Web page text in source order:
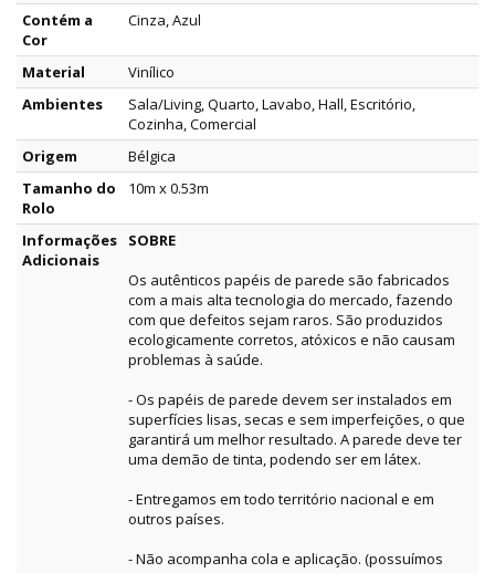
Contém a
Cor
Cinza, Azul
Material
Vinílico
Ambientes
Sala/Living, Quarto, Lavabo, Hall, Escritório,
Cozinha, Comercial
Origem
Bélgica
Tamanho do
Rolo
10m x 0.53m
Informações
Adicionais
SOBRE
Os autênticos papéis de parede são fabricados
com a mais alta tecnologia do mercado, fazendo
com que defeitos sejam raros. São produzidos
ecologicamente corretos, atóxicos e não causam
problemas à saúde.
- Os papéis de parede devem ser instalados em
superfícies lisas, secas e sem imperfeições, o que
garantirá um melhor resultado. A parede deve ter
uma demão de tinta, podendo ser em látex.
- Entregamos em todo território nacional e em
outros países.
- Não acompanha cola e aplicação. (possuímos